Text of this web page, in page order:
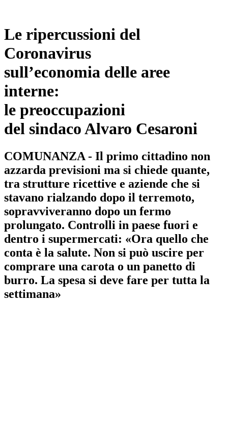
Le ripercussioni del
Coronavirus
sull’economia delle aree
interne:
le preoccupazioni
del sindaco Alvaro Cesaroni
COMUNANZA - Il primo cittadino non
azzarda previsioni ma si chiede quante,
tra strutture ricettive e aziende che si
stavano rialzando dopo il terremoto,
sopravviveranno dopo un fermo
prolungato. Controlli in paese fuori e
dentro i supermercati: «Ora quello che
conta è la salute. Non si può uscire per
comprare una carota o un panetto di
burro. La spesa si deve fare per tutta la
settimana»